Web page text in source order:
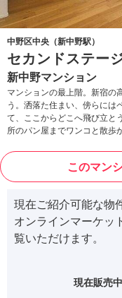
中野区中央（新中野駅）
セカンドステー
新中野マンション
マンションの最上階。新宿の
う。洒落た住まい、傍らには
て、ここからどこへ飛び立と
所のパン屋までワンコと散歩
このマン
現在ご紹介可能な物
オンラインマーケッ
覧いただけます。
現在販売